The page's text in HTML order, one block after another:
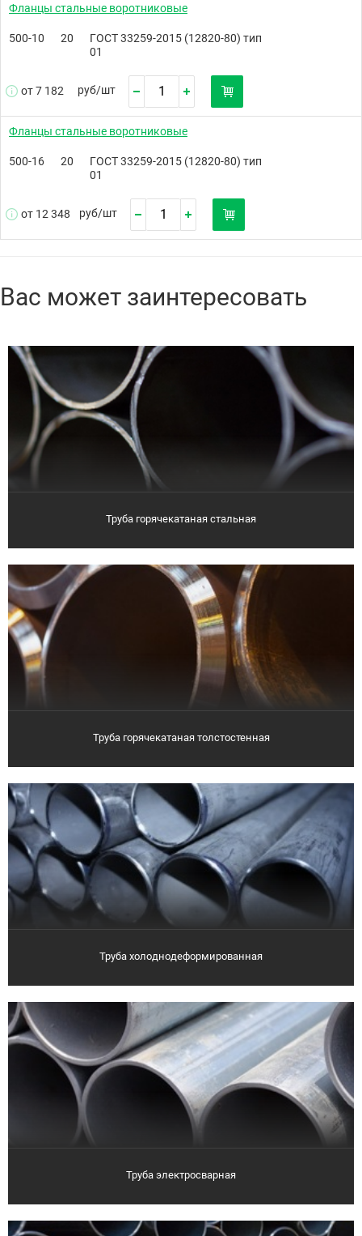
Фланцы стальные воротниковые
500-10 20
ГОСТ 33259-2015 (12820-80) тип
01
от 7 182 руб/шт
Фланцы стальные воротниковые
500-16 20
ГОСТ 33259-2015 (12820-80) тип
01
от 12 348 руб/шт
Вас может заинтересовать
Труба горячекатаная стальная
Труба горячекатаная толстостенная
Труба холоднодеформированная
Труба электросварная